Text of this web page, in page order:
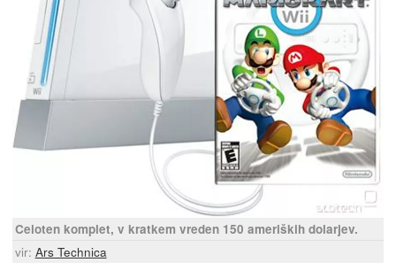
Celoten komplet, v kratkem vreden 150 ameriških dolarjev.
vir: Ars Technica